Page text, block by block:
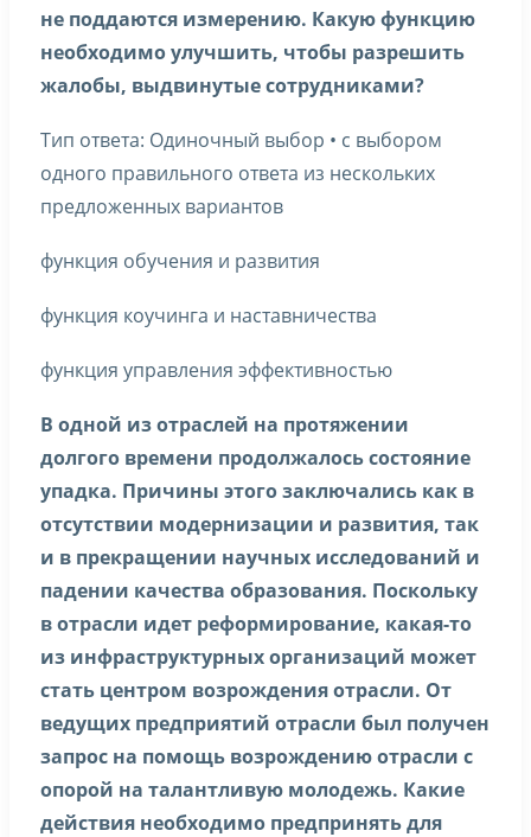
не поддаются измерению. Какую функцию
необходимо улучшить, чтобы разрешить
жалобы, выдвинутые сотрудниками?
Тип ответа: Одиночный выбор • с выбором
одного правильного ответа из нескольких
предложенных вариантов
функция обучения и развития
функция коучинга и наставничества
функция управления эффективностью
В одной из отраслей на протяжении
долгого времени продолжалось состояние
упадка. Причины этого заключались как в
отсутствии модернизации и развития, так
и в прекращении научных исследований и
падении качества образования. Поскольку
в отрасли идет реформирование, какая-то
из инфраструктурных организаций может
стать центром возрождения отрасли. От
ведущих предприятий отрасли был получен
запрос на помощь возрождению отрасли с
опорой на талантливую молодежь. Какие
действия необходимо предпринять для